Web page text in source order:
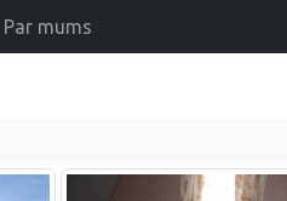
Par mums